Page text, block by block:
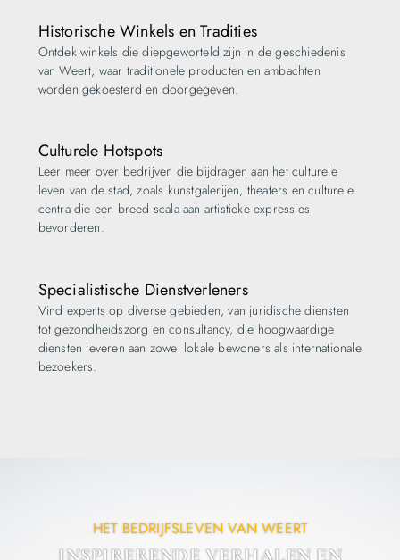
Historische Winkels en Tradities
Ontdek winkels die diepgeworteld zijn in de geschiedenis
van Weert, waar traditionele producten en ambachten
worden gekoesterd en doorgegeven.
Culturele Hotspots
Leer meer over bedrijven die bijdragen aan het culturele
leven van de stad, zoals kunstgalerijen, theaters en culturele
centra die een breed scala aan artistieke expressies
bevorderen.
Specialistische Dienstverleners
Vind experts op diverse gebieden, van juridische diensten
tot gezondheidszorg en consultancy, die hoogwaardige
diensten leveren aan zowel lokale bewoners als internationale
bezoekers.
HET BEDRIJFSLEVEN VAN WEERT